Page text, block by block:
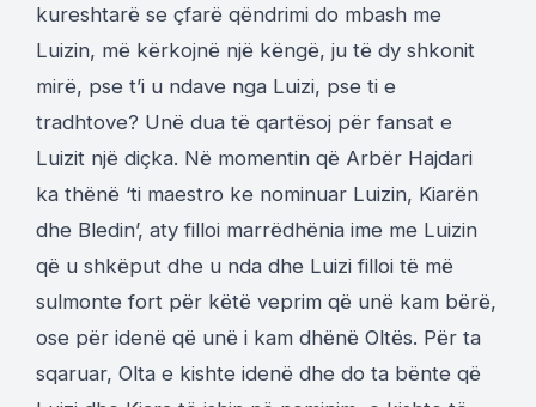
kureshtarë se çfarë qëndrimi do mbash me
Luizin, më kërkojnë një këngë, ju të dy shkonit
mirë, pse t’i u ndave nga Luizi, pse ti e
tradhtove? Unë dua të qartësoj për fansat e
Luizit një diçka. Në momentin që Arbër Hajdari
ka thënë ‘ti maestro ke nominuar Luizin, Kiarën
dhe Bledin’, aty filloi marrëdhënia ime me Luizin
që u shkëput dhe u nda dhe Luizi filloi të më
sulmonte fort për këtë veprim që unë kam bërë,
ose për idenë që unë i kam dhënë Oltës. Për ta
sqaruar, Olta e kishte idenë dhe do ta bënte që